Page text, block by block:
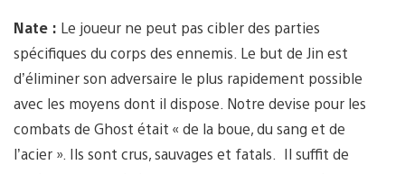
Nate : Le joueur ne peut pas cibler des parties
spécifiques du corps des ennemis. Le but de Jin est
d’éliminer son adversaire le plus rapidement possible
avec les moyens dont il dispose. Notre devise pour les
combats de Ghost était « de la boue, du sang et de
l’acier ». Ils sont crus, sauvages et fatals. Il suffit de